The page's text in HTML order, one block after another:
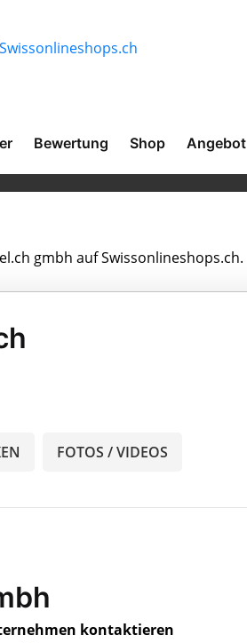
Bewertung Shop Angebot
gmbh auf Swissonlineshops.ch.
FOTOS / VIDEOS
kontaktieren